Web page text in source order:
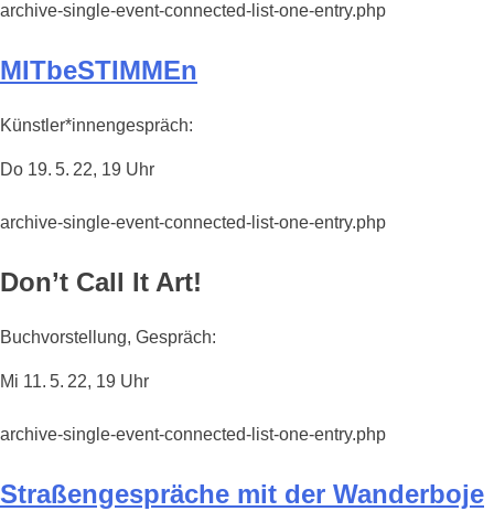
archive-single-event-connected-list-one-entry.php
MITbeSTIMMEn
Künstler*innengespräch:
Do 19. 5. 22, 19 Uhr
archive-single-event-connected-list-one-entry.php
Don’t Call It Art!
Buchvorstellung, Gespräch:
Mi 11. 5. 22, 19 Uhr
archive-single-event-connected-list-one-entry.php
Straßengespräche mit der Wanderboje